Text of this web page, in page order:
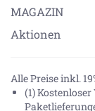
MAGAZIN
Aktionen
Alle Preise inkl.
(1)